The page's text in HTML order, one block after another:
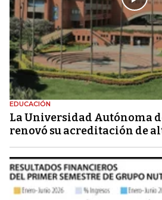
EDUCACIÓN
La Universidad Autónoma
renovó su acreditación de